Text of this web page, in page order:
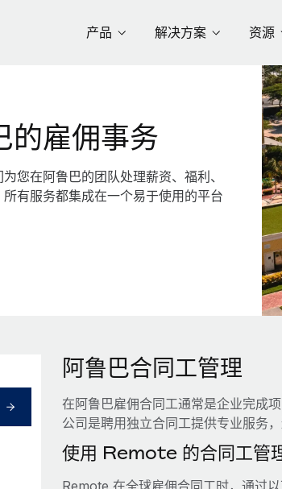
产品 解决方案 资源
的雇佣事务
您在阿鲁巴的团队处理薪资、福利、
有服务都集成在一个易于使用的平台
阿鲁巴合同工管理
在阿鲁巴雇佣合同工通常是企业完成
公司是聘用独立合同工提供专业服务
使用 Remote 的合同工管
Remote 在全球雇佣合同工时，通过